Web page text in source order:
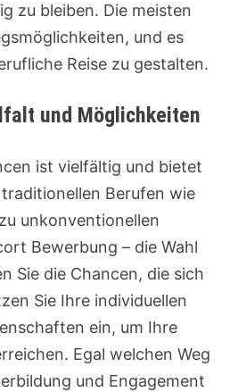
zu bleiben. Die meisten
und es
Reise zu gestalten.
und Möglichkeiten
ist vielfältig und bietet
Berufen wie
unkonventionellen
Bewerbung – die Wahl
Sie die Chancen, die sich
Sie Ihre individuellen
ein, um Ihre
Egal welchen Weg
und Engagement